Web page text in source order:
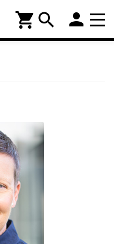
search
shopping_cart person